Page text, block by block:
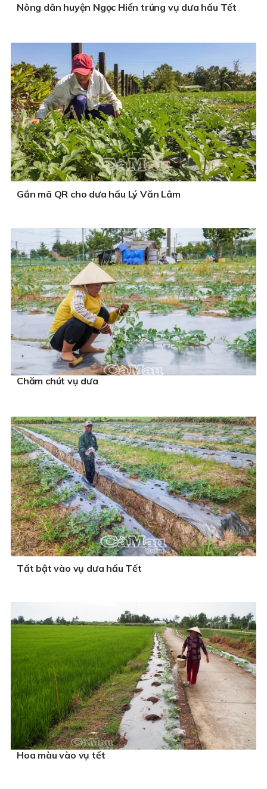
Nông dân huyện Ngọc Hiển trúng vụ dưa hấu Tết
Gắn mã QR cho dưa hấu Lý Văn Lâm
Chăm chút vụ dưa
Tất bật vào vụ dưa hấu Tết
Hoa màu vào vụ tết